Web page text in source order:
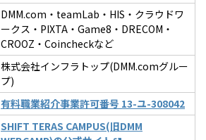
DMM.com・teamLab・HIS・クラウドワ
ークス・PIXTA・Game8・DRECOM・
CROOZ・Coincheckなど
株式会社インフラトップ(DMM.comグルー
プ)
有料職業紹介事業許可番号 13-ユ-308042
SHIFT TERAS CAMPUS(旧DMM